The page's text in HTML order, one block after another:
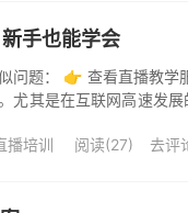
手也能学会
问题： 👉 查看直播教学
尤其是在互联网高速发
播培训 阅读(27) 去评